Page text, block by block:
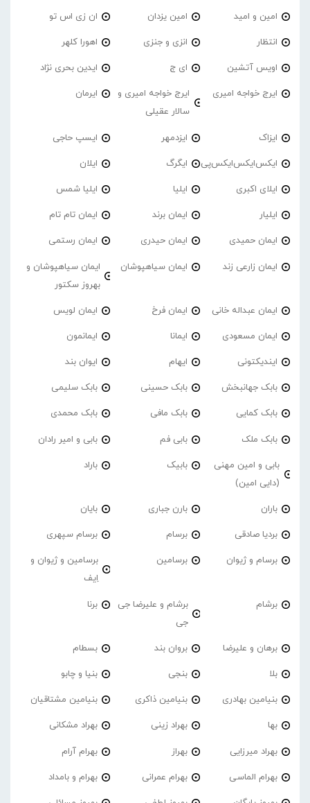
امین و امید امین یزدان ان زی اس تو
انتظار انزی و جنزی اهورا کلهر
اویس آتشین ای ج ایدین بحری نژاد
ایرج خواجه امیری
ایرج خواجه امیری و
سالار عقیلی
ایرمان
ایزاک ایزدمهر ایسپ حاجی
ایکس‌ایکس‌ایکس‌پی ایگرگ ایلان
ایلای اکبری ایلیا ایلیا شمس
ایلیار ایمان برند ایمان تام تام
ایمان حمیدی ایمان حیدری ایمان رستمی
ایمان زارعی زند ایمان سیاهپوشان
ایمان سیاهپوشان و
بهروز سکتور
ایمان عبداله خانی ایمان فرخ ایمان لویس
ایمان مسعودی ایمانا ایمانمون
ایندیکتونی ایهام ایوان بند
بابک جهانبخش بابک حسینی بابک سلیمی
بابک کمایی بابک مافی بابک محمدی
بابک ملک بابی فم بابی و امیر رادان
بابی و امین مهنی
(دایی امین)
بابیک باراد
باران بارن جباری بایان
بردیا صادقی برسام برسام سپهری
برسام و ژیوان برسامین
برسامین و ژیوان و
اِیف
برشام
برشام و علیرضا جی
جی
برنا
برهان و علیرضا بروان بند بسطام
بلا بنجی بنیا و چابو
بنیامین بهادری بنیامین ذاکری بنیامین مشتاقیان
بها بهراد زینی بهراد مشکانی
بهراد میرزایی بهراز بهرام آرام
بهرام الماسی بهرام عمرانی بهرام و بامداد